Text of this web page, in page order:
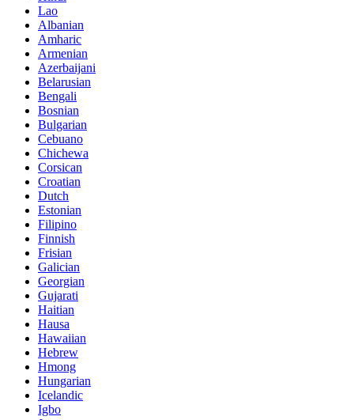
Lao
Albanian
Amharic
Armenian
Azerbaijani
Belarusian
Bengali
Bosnian
Bulgarian
Cebuano
Chichewa
Corsican
Croatian
Dutch
Estonian
Filipino
Finnish
Frisian
Galician
Georgian
Gujarati
Haitian
Hausa
Hawaiian
Hebrew
Hmong
Hungarian
Icelandic
Igbo